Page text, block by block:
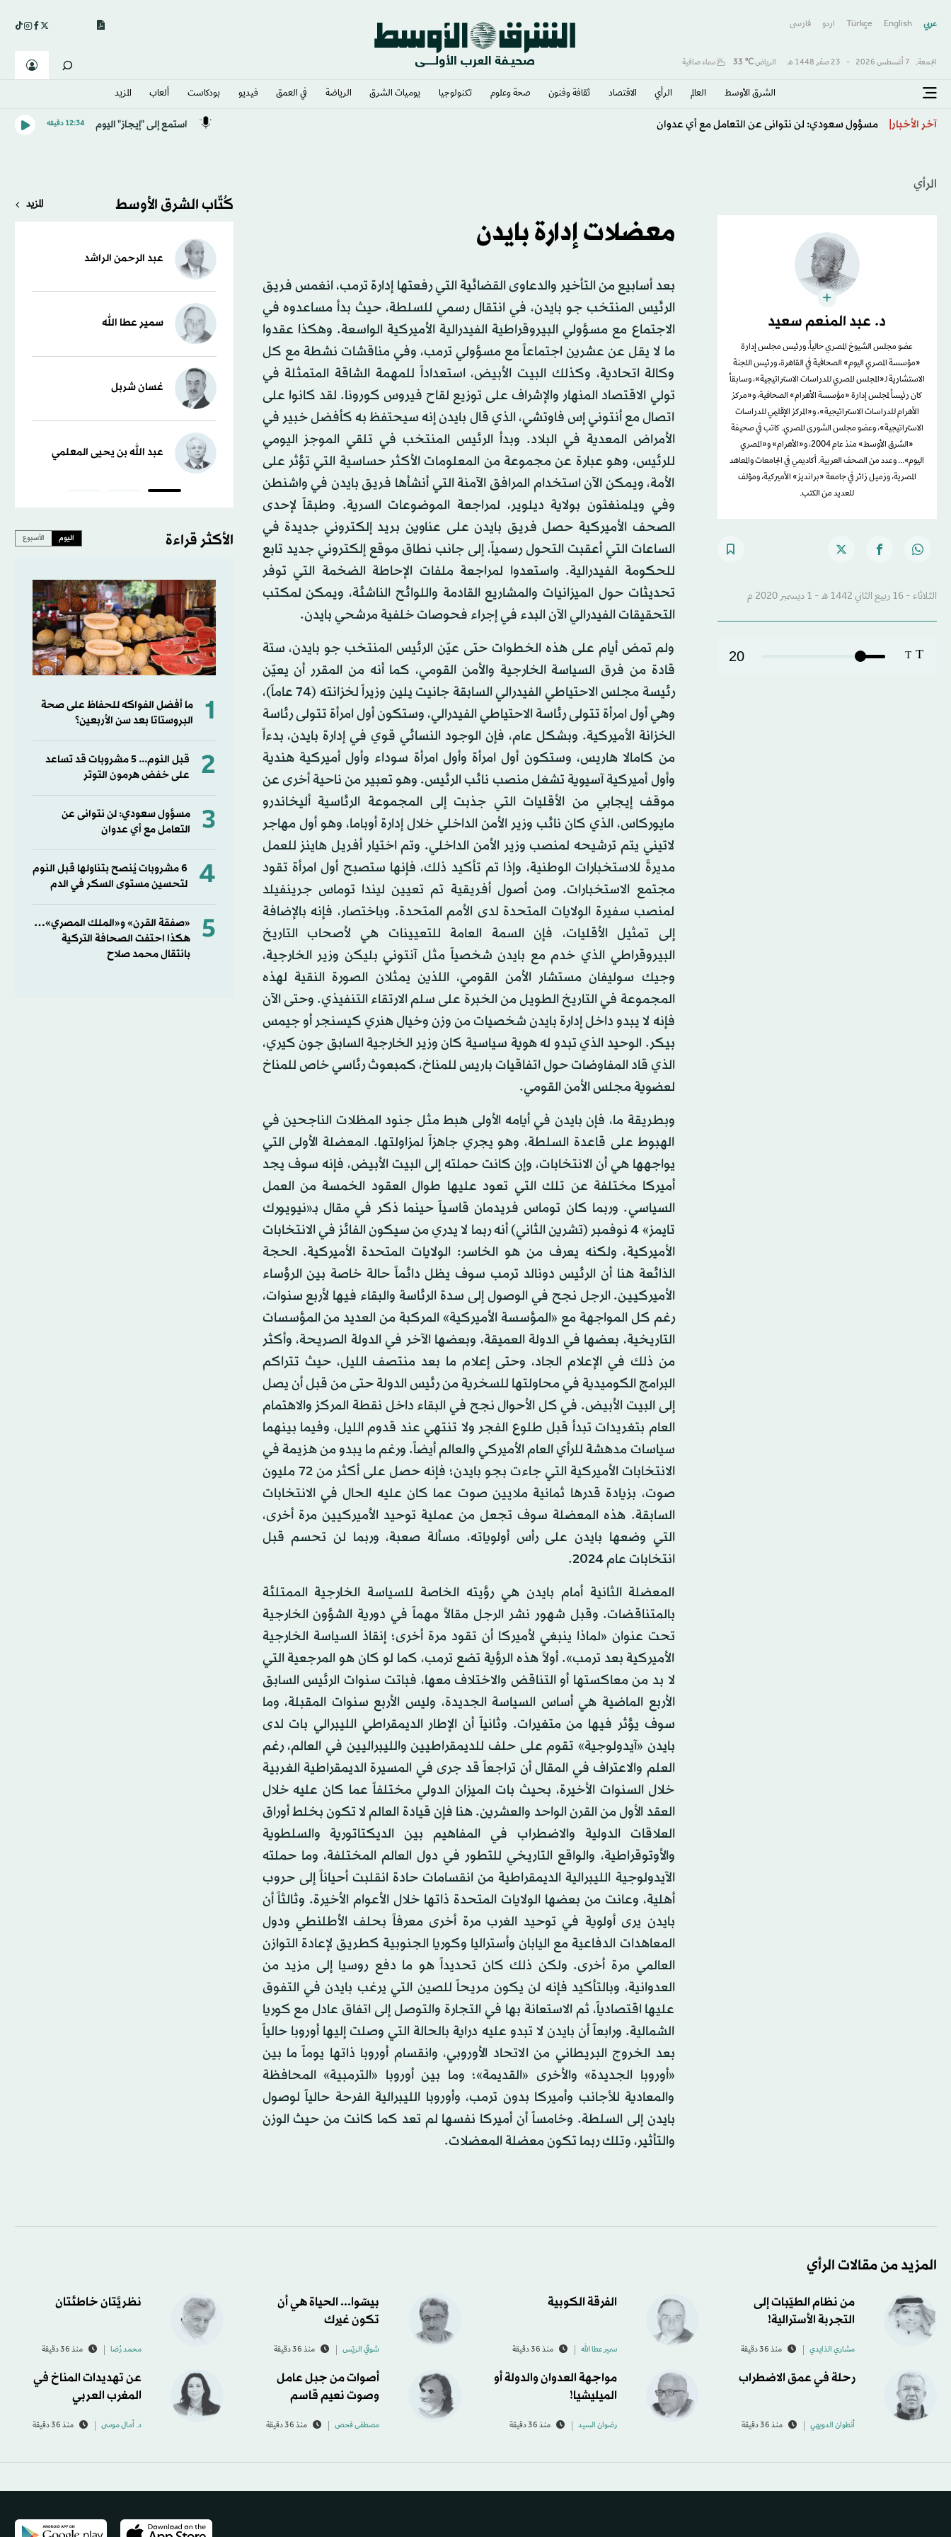
عربي English
Türkçe اردو فارسى
الجمعة, 7 أغسطس 2026 - 23 صفَر 1448 هـ الرياض℃
33 سماء صافية
الشرق الأوسط​ العالم الرأي الاقتصاد ثقافة وفنون صحة وعلوم تكنولوجيا يوميات الشرق​ الرياضة في العمق فيديو بودكاست ألعاب المزيد
آخر الأخبار جيل جديد على أعتاب قيادة البرازيل... 10 مواهب يعوّل عليها أنشيلوتي استمع إلى "إيجاز" اليوم 12:34 دقيقه
الرأي
د. عبد المنعم سعيد
عضو مجلس الشيوخ المصري حالياً، ورئيس مجلس إدارة
«مؤسسة المصري اليوم» الصحافية في القاهرة، ورئيس اللجنة
الاستشارية لـ«المجلس المصري للدراسات الاستراتيجية»، وسابقاً
كان رئيساً لمجلس إدارة «مؤسسة الأهرام» الصحافية، و«مركز
الأهرام للدراسات الاستراتيجية»، و«المركز الإقليمي للدراسات
الاستراتيجية»، وعضو مجلس الشورى المصري. كاتب في صحيفة
«الشرق الأوسط» منذ عام 2004، و«الأهرام» و«المصري
اليوم»... وعدد من الصحف العربية. أكاديمي في الجامعات والمعاهد
المصرية، وزميل زائر في جامعة «برانديز» الأميركية، ومؤلف
للعديد من الكتب.
الثلاثاء - 16 ربيع الثاني 1442 هـ - 1 ديسمبر 2020 م
T
T
20
معضلات إدارة بايدن
بعد أسابيع من التأخير والدعاوى القضائية التي رفعتها إدارة ترمب، انغمس فريق
الرئيس المنتخب جو بايدن، في انتقال رسمي للسلطة، حيث بدأ مساعدوه في
الاجتماع مع مسؤولي البيروقراطية الفيدرالية الأميركية الواسعة. وهكذا عقدوا
ما لا يقل عن عشرين اجتماعاً مع مسؤولي ترمب، وفي مناقشات نشطة مع كل
وكالة اتحادية، وكذلك البيت الأبيض، استعداداً للمهمة الشاقة المتمثلة في
تولي الاقتصاد المنهار والإشراف على توزيع لقاح فيروس كورونا. لقد كانوا على
اتصال مع أنتوني إس فاوتشي، الذي قال بايدن إنه سيحتفظ به كأفضل خبير في
الأمراض المعدية في البلاد. وبدأ الرئيس المنتخب في تلقي الموجز اليومي
للرئيس، وهو عبارة عن مجموعة من المعلومات الأكثر حساسية التي تؤثر على
الأمة، ويمكن الآن استخدام المرافق الآمنة التي أنشأها فريق بايدن في واشنطن
وفي ويلمنغتون بولاية ديلوير، لمراجعة الموضوعات السرية. وطبقاً لإحدى
الصحف الأميركية حصل فريق بايدن على عناوين بريد إلكتروني جديدة في
الساعات التي أعقبت التحول رسمياً، إلى جانب نطاق موقع إلكتروني جديد تابع
للحكومة الفيدرالية. واستعدوا لمراجعة ملفات الإحاطة الضخمة التي توفر
تحديثات حول الميزانيات والمشاريع القادمة واللوائح الناشئة، ويمكن لمكتب
التحقيقات الفيدرالي الآن البدء في إجراء فحوصات خلفية مرشحي بايدن.
ولم تمض أيام على هذه الخطوات حتى عيّن الرئيس المنتخب جو بايدن، ستة
قادة من فرق السياسة الخارجية والأمن القومي، كما أنه من المقرر أن يعيّن
رئيسة مجلس الاحتياطي الفيدرالي السابقة جانيت يلين وزيراً لخزانته (74 عاماً)،
وهي أول امرأة تتولى رئاسة الاحتياطي الفيدرالي، وستكون أول امرأة تتولى رئاسة
الخزانة الأميركية. وبشكل عام، فإن الوجود النسائي قوي في إدارة بايدن، بدءاً
من كامالا هاريس، وستكون أول امرأة وأول امرأة سوداء وأول أميركية هندية
وأول أميركية آسيوية تشغل منصب نائب الرئيس. وهو تعبير من ناحية أخرى عن
موقف إيجابي من الأقليات التي جذبت إلى المجموعة الرئاسية أليخاندرو
مايوركاس، الذي كان نائب وزير الأمن الداخلي خلال إدارة أوباما، وهو أول مهاجر
لاتيني يتم ترشيحه لمنصب وزير الأمن الداخلي. وتم اختيار أفريل هاينز للعمل
مديرةً للاستخبارات الوطنية، وإذا تم تأكيد ذلك، فإنها ستصبح أول امرأة تقود
مجتمع الاستخبارات. ومن أصول أفريقية تم تعيين ليندا توماس جرينفيلد
لمنصب سفيرة الولايات المتحدة لدى الأمم المتحدة. وباختصار، فإنه بالإضافة
إلى تمثيل الأقليات، فإن السمة العامة للتعيينات هي لأصحاب التاريخ
البيروقراطي الذي خدم مع بايدن شخصياً مثل آنتوني بليكن وزير الخارجية،
وجيك سوليفان مستشار الأمن القومي، اللذين يمثلان الصورة النقية لهذه
المجموعة في التاريخ الطويل من الخبرة على سلم الارتقاء التنفيذي. وحتى الآن
فإنه لا يبدو داخل إدارة بايدن شخصيات من وزن وخيال هنري كيسنجر أو جيمس
بيكر. الوحيد الذي تبدو له هوية سياسية كان وزير الخارجية السابق جون كيري،
الذي قاد المفاوضات حول اتفاقيات باريس للمناخ، كمبعوث رئاسي خاص للمناخ
لعضوية مجلس الأمن القومي.
وبطريقة ما، فإن بايدن في أيامه الأولى هبط مثل جنود المظلات الناجحين في
الهبوط على قاعدة السلطة، وهو يجري جاهزاً لمزاولتها. المعضلة الأولى التي
يواجهها هي أن الانتخابات، وإن كانت حملته إلى البيت الأبيض، فإنه سوف يجد
أميركا مختلفة عن تلك التي تعود عليها طوال العقود الخمسة من العمل
السياسي. وربما كان توماس فريدمان قاسياً حينما ذكر في مقال بـ«نيويورك
تايمز» 4 نوفمبر (تشرين الثاني) أنه ربما لا يدري من سيكون الفائز في الانتخابات
الأميركية، ولكنه يعرف من هو الخاسر: الولايات المتحدة الأميركية. الحجة
الذائعة هنا أن الرئيس دونالد ترمب سوف يظل دائماً حالة خاصة بين الرؤساء
الأميركيين. الرجل نجح في الوصول إلى سدة الرئاسة والبقاء فيها لأربع سنوات،
رغم كل المواجهة مع «المؤسسة الأميركية» المركبة من العديد من المؤسسات
التاريخية، بعضها في الدولة العميقة، وبعضها الآخر في الدولة الصريحة، وأكثر
من ذلك في الإعلام الجاد، وحتى إعلام ما بعد منتصف الليل، حيث تتراكم
البرامج الكوميدية في محاولتها للسخرية من رئيس الدولة حتى من قبل أن يصل
إلى البيت الأبيض. في كل الأحوال نجح في البقاء داخل نقطة المركز والاهتمام
العام بتغريدات تبدأ قبل طلوع الفجر ولا تنتهي عند قدوم الليل، وفيما بينهما
سياسات مدهشة للرأي العام الأميركي والعالم أيضاً. ورغم ما يبدو من هزيمة في
الانتخابات الأميركية التي جاءت بجو بايدن؛ فإنه حصل على أكثر من 72 مليون
صوت، بزيادة قدرها ثمانية ملايين صوت عما كان عليه الحال في الانتخابات
السابقة. هذه المعضلة سوف تجعل من عملية توحيد الأميركيين مرة أخرى،
التي وضعها بايدن على رأس أولوياته، مسألة صعبة، وربما لن تحسم قبل
انتخابات عام 2024.
المعضلة الثانية أمام بايدن هي رؤيته الخاصة للسياسة الخارجية الممتلئة
بالمتناقضات. وقبل شهور نشر الرجل مقالاً مهماً في دورية الشؤون الخارجية
تحت عنوان «لماذا ينبغي لأميركا أن تقود مرة أخرى؛ إنقاذ السياسة الخارجية
الأميركية بعد ترمب». أولاً هذه الرؤية تضع ترمب، كما لو كان هو المرجعية التي
لا بد من معاكستها أو التناقض والاختلاف معها، فباتت سنوات الرئيس السابق
الأربع الماضية هي أساس السياسة الجديدة، وليس الأربع سنوات المقبلة، وما
سوف يؤثر فيها من متغيرات. وثانياً أن الإطار الديمقراطي الليبرالي بات لدى
بايدن «آيدولوجية» تقوم على حلف للديمقراطيين والليبراليين في العالم، رغم
العلم والاعتراف في المقال أن تراجعاً قد جرى في المسيرة الديمقراطية الغربية
خلال السنوات الأخيرة، بحيث بات الميزان الدولي مختلفاً عما كان عليه خلال
العقد الأول من القرن الواحد والعشرين. هنا فإن قيادة العالم لا تكون بخلط أوراق
العلاقات الدولية والاضطراب في المفاهيم بين الديكتاتورية والسلطوية
والأوتوقراطية، والواقع التاريخي للتطور في دول العالم المختلفة، وما حملته
الآيدولوجية الليبرالية الديمقراطية من انقسامات حادة انقلبت أحياناً إلى حروب
أهلية، وعانت من بعضها الولايات المتحدة ذاتها خلال الأعوام الأخيرة. وثالثاً أن
بايدن يرى أولوية في توحيد الغرب مرة أخرى معرفاً بحلف الأطلنطي ودول
المعاهدات الدفاعية مع اليابان وأستراليا وكوريا الجنوبية كطريق لإعادة التوازن
العالمي مرة أخرى. ولكن ذلك كان تحديداً هو ما دفع روسيا إلى مزيد من
العدوانية، وبالتأكيد فإنه لن يكون مريحاً للصين التي يرغب بايدن في التفوق
عليها اقتصادياً، ثم الاستعانة بها في التجارة والتوصل إلى اتفاق عادل مع كوريا
الشمالية. ورابعاً أن بايدن لا تبدو عليه دراية بالحالة التي وصلت إليها أوروبا حالياً
بعد الخروج البريطاني من الاتحاد الأوروبي، وانقسام أوروبا ذاتها يوماً ما بين
«أوروبا الجديدة» والأخرى «القديمة»؛ وما بين أوروبا «الترمبية» المحافظة
والمعادية للأجانب وأميركا بدون ترمب، وأوروبا الليبرالية الفرحة حالياً لوصول
بايدن إلى السلطة. وخامساً أن أميركا نفسها لم تعد كما كانت من حيث الوزن
والتأثير، وتلك ربما تكون معضلة المعضلات.
كُتّاب الشرق الأوسط المزيد
عبد الرحمن الراشد
سمير عطا الله
غسان شربل
عبد الله بن يحيى المعلمي
الأكثر قراءة اليوم الأسبوع
1
ما أفضل الفواكه للحفاظ على صحة
البروستاتا بعد سن الأربعين؟
2
قبل النوم... 5 مشروبات قد تساعد
على خفض هرمون التوتر
3
مسؤول سعودي: لن نتوانى عن
التعامل مع أي عدوان
4
6 مشروبات يُنصح بتناولها قبل النوم
لتحسين مستوى السكر في الدم
5
«صفقة القرن» و«الملك المصري»…
هكذا احتفت الصحافة التركية
بانتقال محمد صلاح
المزيد من مقالات الرأي
من نظام الطيّبات إلى
التجربة الأسترالية!
مشاري الذايدي منذ 36 دقيقة
الفرقة الكوبية
سمير عطا الله منذ 36 دقيقة
بيسّوا... الحياة هي أن
تكون غيرك
شوقي الريّس منذ 36 دقيقة
نظريَّتان خاطئتان
محمد رُضا منذ 36 دقيقة
رحلة في عمق الاضطراب
أنطوان الدويهي منذ 36 دقيقة
مواجهة العدوان والدولة أو
الميليشيا!
رضوان السيد منذ 36 دقيقة
أصوات من جبل عامل
وصوت نعيم قاسم
مصطفى فحص منذ 36 دقيقة
عن تهديدات المناخ في
المغرب العربي
د. آمال موسى منذ 36 دقيقة